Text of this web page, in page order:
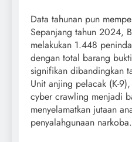
Data tahunan pun
Sepanjang tahun 2024,
melakukan 1.448
dengan total barang
signifikan dibandingkan
Unit anjing pelacak (K-
cyber crawling menjadi
menyelamatkan jutaan
penyalahgunaan narkoba.